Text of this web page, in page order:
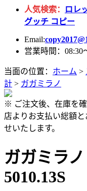
人気検索： ロレ
グッチ コピー
Email:
営業時間：08:30
当面の位置： ホーム >
計 > ガガミラノ
※ ご注文後、在庫を
店よりお支払い総額
せいたします。
ガガミラ
5010.13S